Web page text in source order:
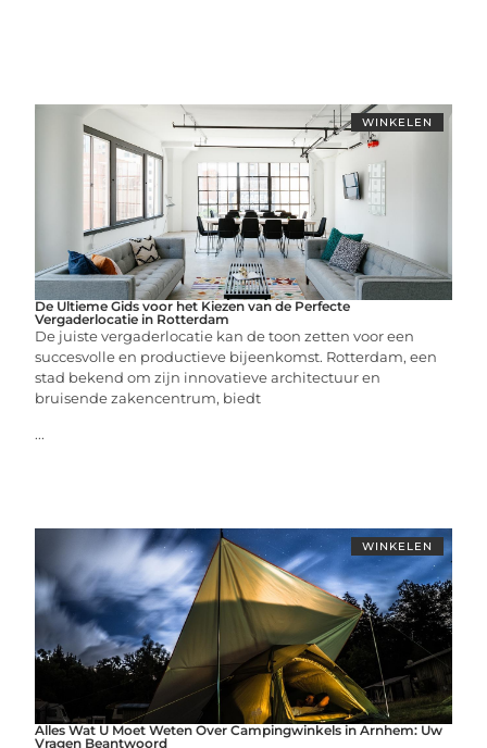
WINKELEN
De Ultieme Gids voor het Kiezen van de Perfecte
Vergaderlocatie in Rotterdam
De juiste vergaderlocatie kan de toon zetten voor een
succesvolle en productieve bijeenkomst. Rotterdam, een
stad bekend om zijn innovatieve architectuur en
bruisende zakencentrum, biedt
...
WINKELEN
Alles Wat U Moet Weten Over Campingwinkels in Arnhem: Uw
Vragen Beantwoord